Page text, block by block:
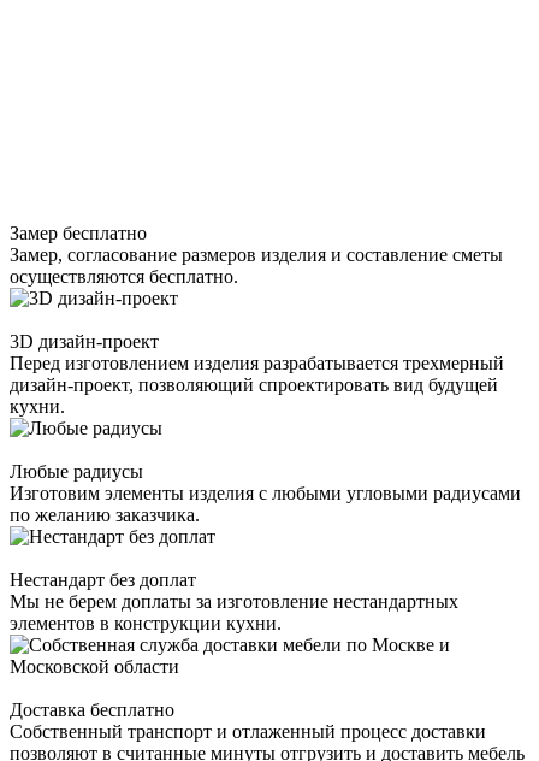
Замер бесплатно
Замер, согласование размеров изделия и составление сметы
осуществляются бесплатно.
3D дизайн-проект
Перед изготовлением изделия разрабатывается трехмерный
дизайн-проект, позволяющий спроектировать вид будущей
кухни.
Любые радиусы
Изготовим элементы изделия с любыми угловыми радиусами
по желанию заказчика.
Нестандарт без доплат
Мы не берем доплаты за изготовление нестандартных
элементов в конструкции кухни.
Доставка бесплатно
Собственный транспорт и отлаженный процесс доставки
позволяют в считанные минуты отгрузить и доставить мебель